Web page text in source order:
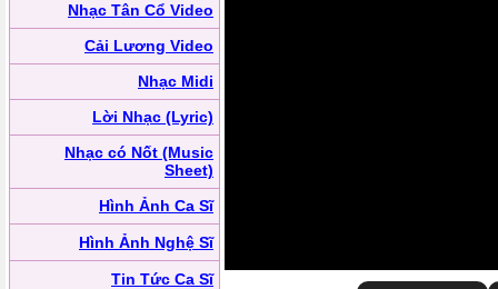
Nhạc Tân Cổ Video
Cải Lương Video
Nhạc Midi
Lời Nhạc (Lyric)
Nhạc có Nốt (Music
Sheet)
Hình Ảnh Ca Sĩ
Hình Ảnh Nghệ Sĩ
Tin Tức Ca Sĩ